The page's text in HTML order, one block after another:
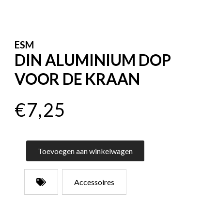
ESM
DIN ALUMINIUM DOP
VOOR DE KRAAN
€7,25
Toevoegen aan winkelwagen
Accessoires